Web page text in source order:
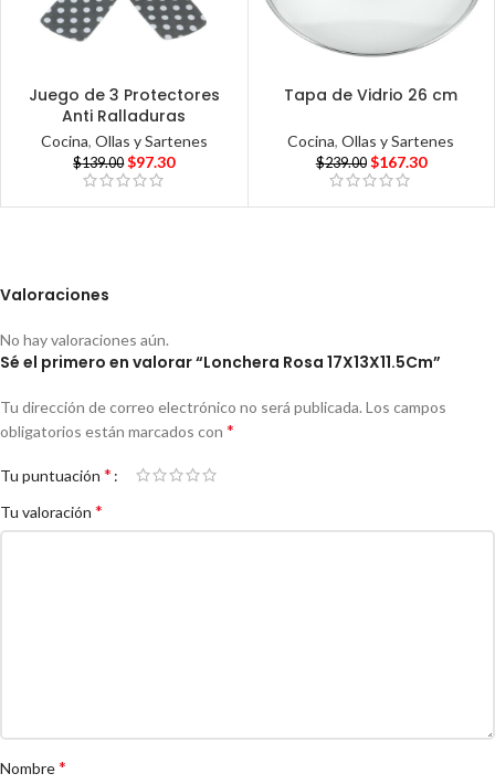
Juego de 3 Protectores
Anti Ralladuras
Cocina, Ollas y Sartenes
$139.00 $97.30
Tapa de Vidrio 26 cm
Cocina,Ollas y Sartenes
$239.00 $167.30
Valoraciones
No hay valoraciones aún.
Sé el primero en valorar “Lonchera Rosa 17X13X11.5Cm”
Tu dirección de correo electrónico no será publicada. Los campos
obligatorios están marcados con *
Tu puntuación *
Tu valoración *
Nombre*